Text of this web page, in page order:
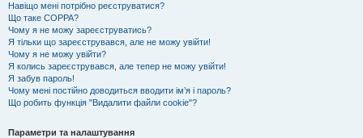
Навіщо мені потрібно реєструватися?
Що таке COPPA?
Чому я не можу зареєструватись?
Я тільки що зареєструвався, але не можу увійти!
Чому я не можу увійти?
Я колись зареєструвався, але тепер не можу увійти!
Я забув пароль!
Чому мені постійно доводиться вводити ім’я і пароль?
Що робить функція "Видалити файли cookie"?
Параметри та налаштування